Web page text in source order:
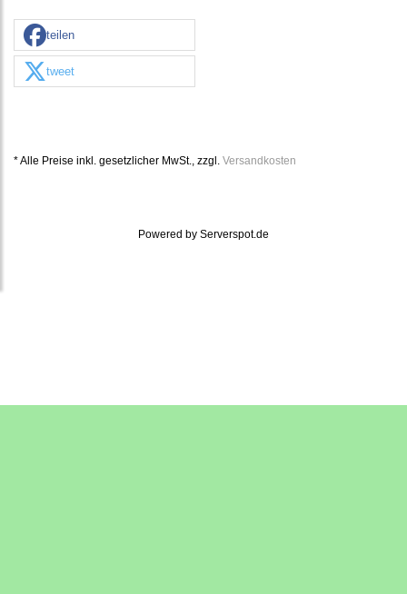
teilen
tweet
* Alle Preise inkl. gesetzlicher MwSt., zzgl. Versandkosten
Powered by Serverspot.de